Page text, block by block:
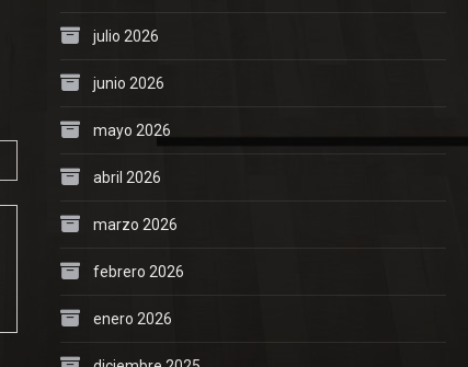
julio 2026
junio 2026
mayo 2026
abril 2026
marzo 2026
febrero 2026
enero 2026